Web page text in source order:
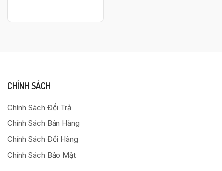
CHÍNH SÁCH
Chính Sách Đổi Trả
Chính Sách Bán Hàng
Chính Sách Đổi Hàng
Chính Sách Bảo Mật